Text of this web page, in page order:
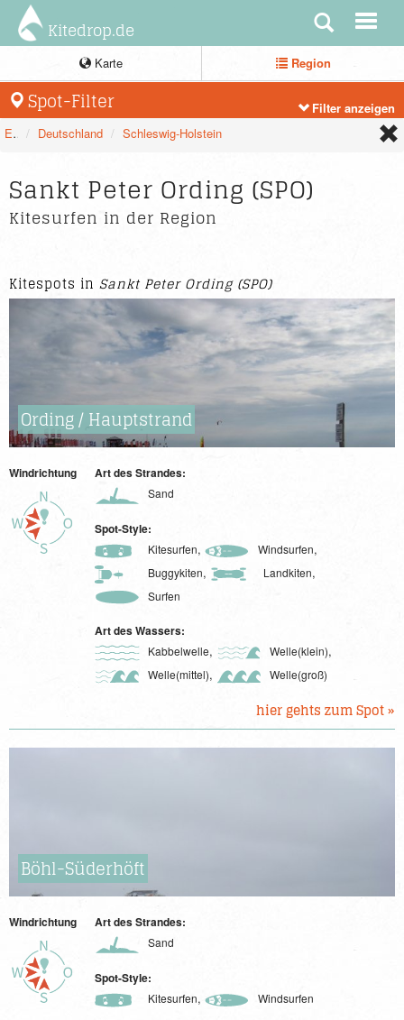
Kitedrop.de
Karte Region
Spot-Filter
Filter anzeigen
Europa
Deutschland Schleswig-Holstein
Sankt Peter Ording (SPO)
Kitesurfen in der Region
Kitespots in Sankt Peter Ording (SPO)
Ording / Hauptstrand
Windrichtung Art des Strandes:
Sand
Spot-Style:
Kitesurfen, Windsurfen,
Buggykiten, Landkiten,
Surfen
Art des Wassers:
Kabbelwelle, Welle(klein),
Welle(mittel), Welle(groß)
hier gehts zum Spot »
Böhl-Süderhöft
Windrichtung Art des Strandes:
Sand
Spot-Style:
Kitesurfen, Windsurfen